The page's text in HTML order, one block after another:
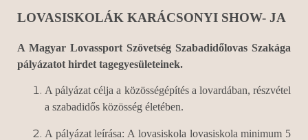
LOVASISKOLÁK KARÁCSONYI SHOW- JA
A Magyar Lovassport Szövetség Szabadidőlovas Szakága
pályázatot hirdet tagegyesületeinek.
A pályázat célja a közösségépítés a lovardában, részvétel
a szabadidős közösség életében.
A pályázat leírása: A lovasiskola lovasiskola minimum 5